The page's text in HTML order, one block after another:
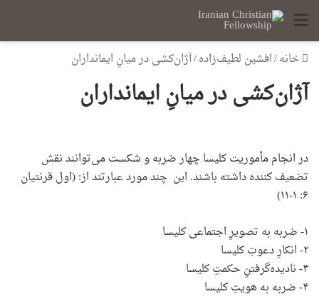
منو
خانه/افشین لطیف‌زاده/آژان‌کشی‌ در میا‌نِ ایمانداران
آژان‌کشی‌ در میا‌نِ ایمانداران
در انجام مأموریت کلیسا چهار ضربه و شکست می‌توانند نقش
تضعیف کننده داشته باشند. این چند مورد عبارتند از: (اول قرنتیان
۶: ۱-۱۱)
۱- ضربه به تصویرِ اجتماعی کلیسا
۲- انکارِ دعوتِ کلیسا
۳- نادیده‌گرفتنِ حکمتِ کلیسا
۴- ضربه به هویتِ کلیسا